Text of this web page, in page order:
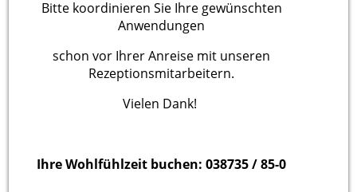
Bitte koordinieren Sie Ihre gewünschten
Anwendungen
schon vor Ihrer Anreise mit unseren
Rezeptionsmitarbeitern.
Vielen Dank!
Ihre Wohlfühlzeit buchen: 038735 / 85-0